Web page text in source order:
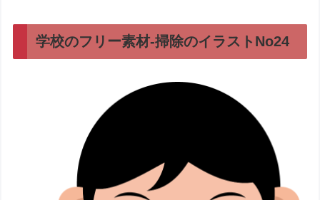
学校のフリー素材-掃除のイラストNo24